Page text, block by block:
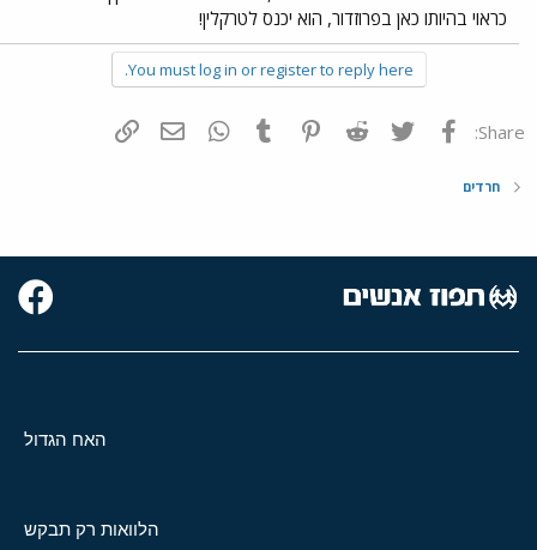
כראוי בהיותו כאן בפרוזדור, הוא יכנס לטרקלין!
You must log in or register to reply here.
Share: פייסבוק Twitter
Reddit
Pinterest
Tumblr
WhatsAppדואר אלקטרוני
חרדים
האח הגדול
הלוואות רק תבקש